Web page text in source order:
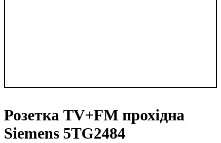
Розетка TV+FM прохідна
Siemens 5TG2484